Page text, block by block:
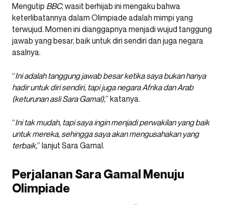
Mengutip BBC, wasit berhijab ini mengaku bahwa
keterlibatannya dalam Olimpiade adalah mimpi yang
terwujud. Momen ini dianggapnya menjadi wujud tanggung
jawab yang besar, baik untuk diri sendiri dan juga negara
asalnya.
“Ini adalah tanggung jawab besar ketika saya bukan hanya
hadir untuk diri sendiri, tapi juga negara Afrika dan Arab
(keturunan asli Sara Gamal),” katanya.
“Ini tak mudah, tapi saya ingin menjadi perwakilan yang baik
untuk mereka, sehingga saya akan mengusahakan yang
terbaik,” lanjut Sara Gamal.
Perjalanan Sara Gamal Menuju
Olimpiade